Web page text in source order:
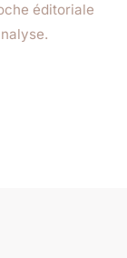
éditoriale